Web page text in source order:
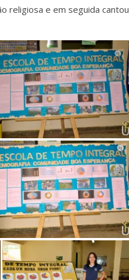
religiosa e em seguida cantou